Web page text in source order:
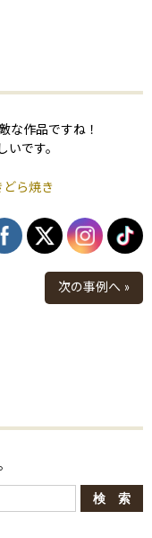
な作品ですね！
いです。
どら焼き
次の事例へ »